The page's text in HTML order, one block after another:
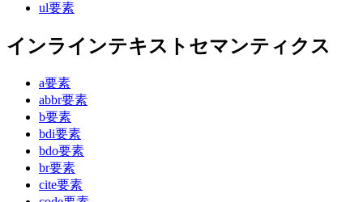
ul要素
インラインテキストセマンティクス
a要素
abbr要素
b要素
bdi要素
bdo要素
br要素
cite要素